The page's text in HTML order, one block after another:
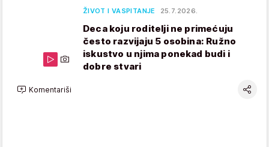
ŽIVOT I VASPITANJE 25.7.2026.
Deca koju roditelji ne primećuju
često razvijaju 5 osobina: Ružno
iskustvo u njima ponekad budi i
dobre stvari
Komentariši